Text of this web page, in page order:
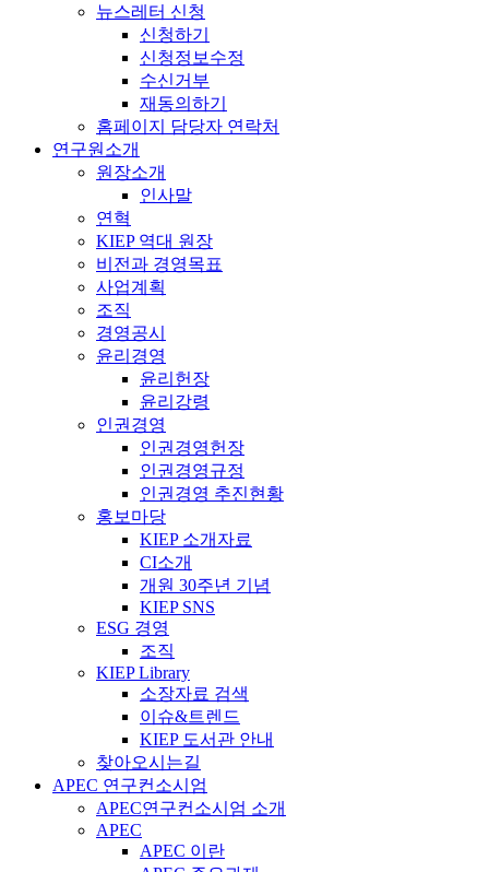
뉴스레터 신청
신청하기
신청정보수정
수신거부
재동의하기
홈페이지 담당자 연락처
연구원소개
원장소개
인사말
연혁
KIEP 역대 원장
비전과 경영목표
사업계획
조직
경영공시
윤리경영
윤리헌장
윤리강령
인권경영
인권경영헌장
인권경영규정
인권경영 추진현황
홍보마당
KIEP 소개자료
CI소개
개원 30주년 기념
KIEP SNS
ESG 경영
조직
KIEP Library
소장자료 검색
이슈&트렌드
KIEP 도서관 안내
찾아오시는길
APEC 연구컨소시엄
APEC연구컨소시엄 소개
APEC
APEC 이란